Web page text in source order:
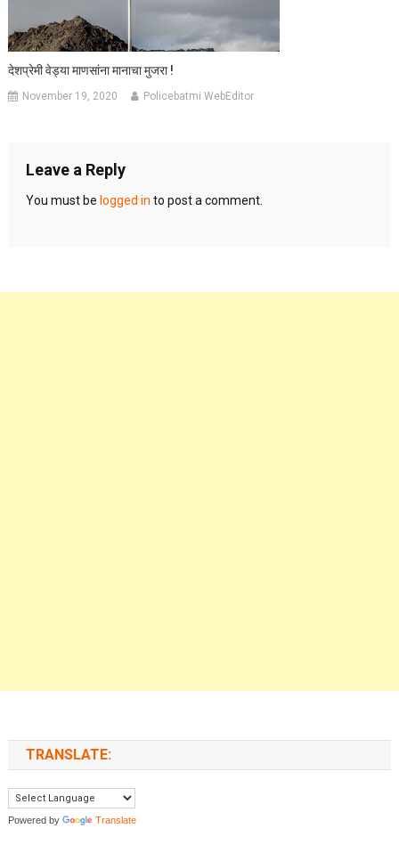
देशप्रेमी वेड्या माणसांना मानाचा मुजरा !
November 19, 2020 Policebatmi WebEditor
Leave a Reply
You must be logged in to post a comment.
TRANSLATE:
Powered by Translate